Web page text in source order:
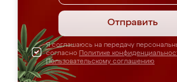
Отправить
Я соглашаюсь на передачу
согласно Политике
Пользовательскому соглашению